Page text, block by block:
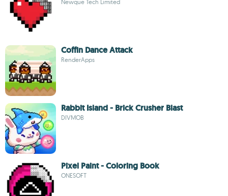
Newque Tech Limited
Coffin Dance Attack
RenderApps
Rabbit Island - Brick Crusher Blast
DIVMOB
Pixel Paint - Coloring Book
ONESOFT